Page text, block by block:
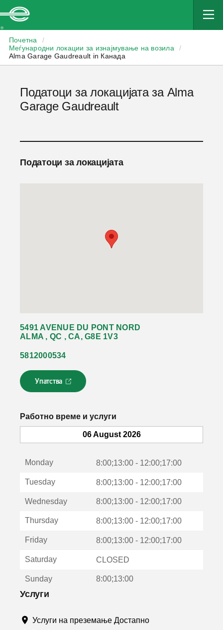
Почетна
/
Меѓународни локации за изнајмување на возила
/
Alma Garage Gaudreault in Канада
Податоци за локацијата за Alma
Garage Gaudreault
Податоци за локацијата
5491 AVENUE DU PONT NORD
ALMA , QC , CA, G8E 1V3
5812000534
Упатства
Л
и
к
с
о
Работно време и услуги
06 August 2026
Monday 8:00;13:00 - 12:00;17:00
Tuesday 8:00;13:00 - 12:00;17:00
Wednesday 8:00;13:00 - 12:00;17:00
Thursday 8:00;13:00 - 12:00;17:00
Friday 8:00;13:00 - 12:00;17:00
Saturday CLOSED
Sunday 8:00;13:00
Услуги
Услуги на преземање Достапно